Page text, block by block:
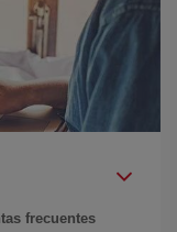
frecuentes